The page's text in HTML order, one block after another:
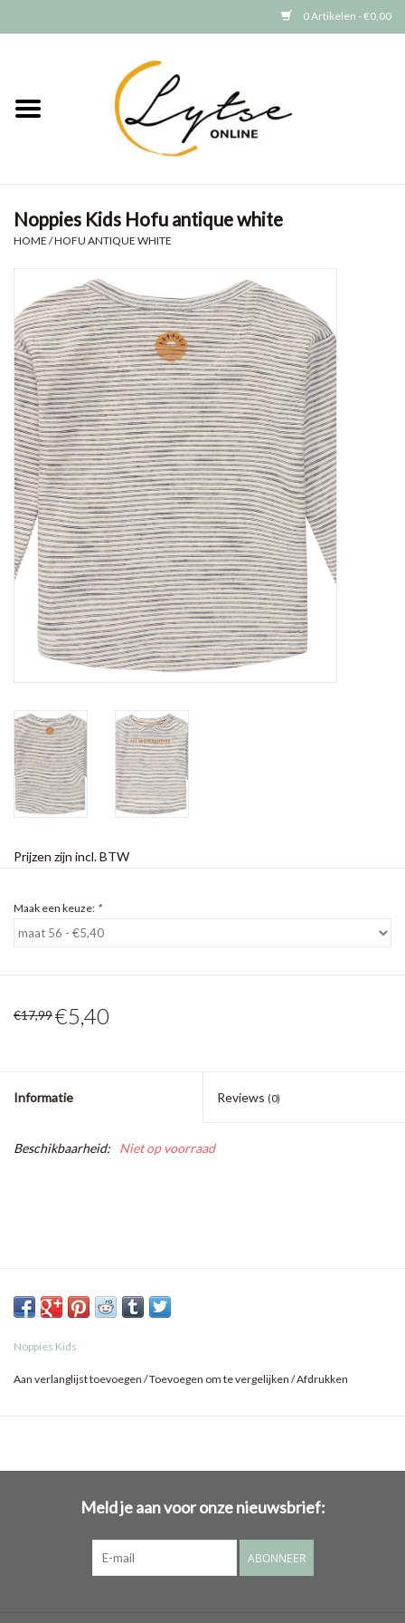
0 Artikelen - €0,00
Meisjes
Merken
GRATIS VERZENDEN (vanaf EUR
15)
Noppies Kids Hofu antique white
HOME /HOFU ANTIQUE WHITE
Prijzen zijn incl. BTW
Maak een keuze: *
€17,99€5,40
Informatie Reviews (0)
Beschikbaarheid: Niet op voorraad
Noppies Kids
Aan verlanglijst toevoegen /Toevoegen om te vergelijken /Afdrukken
Meld je aan voor onze nieuwsbrief:
ABONNEER